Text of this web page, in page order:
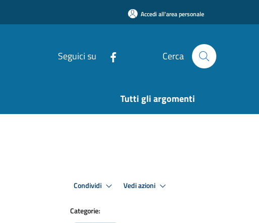
Accedi all'area personale
Seguici su Cerca
Tutti gli argomenti
Condividi Vedi azioni
Categorie: